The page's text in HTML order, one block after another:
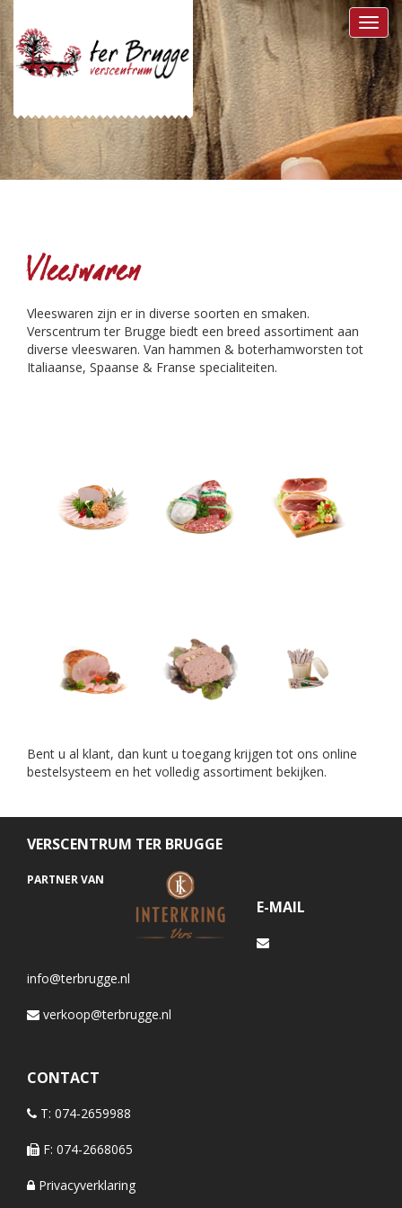
Vleeswaren
Vleeswaren zijn er in diverse soorten en smaken.
Verscentrum ter Brugge biedt een breed assortiment aan
diverse vleeswaren. Van hammen & boterhamworsten tot
Italiaanse, Spaanse & Franse specialiteiten.
Bent u al klant, dan kunt u toegang krijgen tot ons online
bestelsysteem en het volledig assortiment bekijken.
VERSCENTRUM TER BRUGGE
PARTNER VAN
E-MAIL
info@terbrugge.nl
verkoop@terbrugge.nl
CONTACT
T: 074-2659988
F: 074-2668065
Privacyverklaring